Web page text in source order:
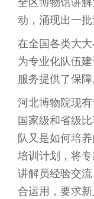
动，涌现出一批
在全国各类大
为专业化队伍
服务提供了保障
河北博物院现
国家级和省级
队又是如何培
培训计划，将
讲解员经验交
合运用，要求